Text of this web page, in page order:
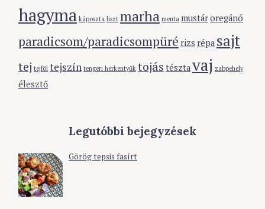
hagyma káposzta liszt marha menta mustároregánó
paradicsom/paradicsompüré rizs répa sajt
tej tejföl tejszín tengeri herkentyűk tojás tésztavaj zabpehely
élesztő
Legutóbbi bejegyzések
Görög tepsis fasírt